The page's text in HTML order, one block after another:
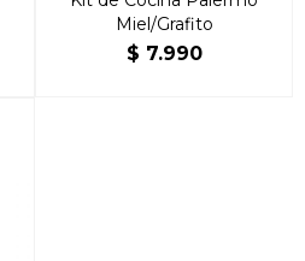
Miel/Grafito
$ 7.990